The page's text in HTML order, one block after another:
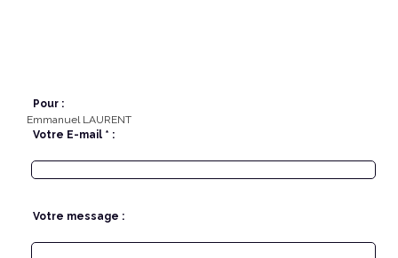
Pour :
Emmanuel LAURENT
Votre E-mail * :
Votre message :